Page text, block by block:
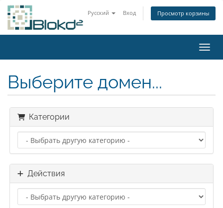
Русский Вход Просмотр корзины
Выберите домен...
Категории
Действия